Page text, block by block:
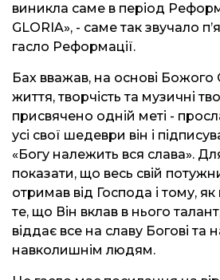
виникла саме в період
GLORIA», - саме так звучало
гасло Реформації.
Бах вважав, на основі
життя, творчість та музичні
присвячено одній меті -
усі свої шедеври він і
«Богу належить вся слава».
показати, що весь свій
отримав від Господа і тому,
те, що Він вклав в нього
віддає все на славу Богові та
навколишнім людям.